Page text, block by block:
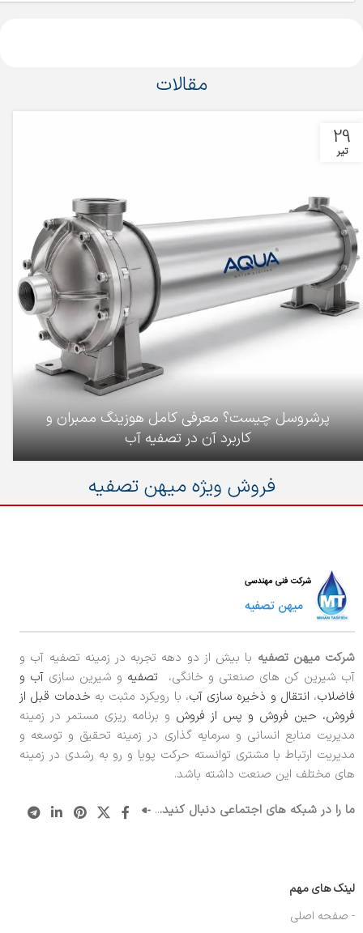
مقالات
29
تیر
پرشروسل چیست؟ معرفی کامل هوزینگ ممبران و
کاربرد آن در تصفیه آب
فروش ویژه میهن تصفیه
شرکت میهن تصفیه با بیش از دو دهه تجربه در زمینه تصفیه آب و
آب شیرین کن های صنعتی و خانگی،
تصفیه و شیرین سازی آب و
فاضلاب، انتقال و ذخیره سازی آب، با رویکرد مثبت به خدمات قبل از
فروش، حین فروش و پس از فروش و برنامه ریزی مستمر در زمینه
مدیریت منابع انسانی و سرمایه گذاری در زمینه تحقیق و توسعه و
مدیریت ارتباط با مشتری توانسته حرکت پویا و رو به رشدی در زمینه
های مختلف این صنعت داشته باشد.
ما را در شبکه های اجتماعی دنبال کنید...
لینک های مهم
- صفحه اصلی